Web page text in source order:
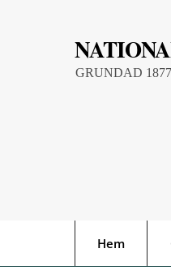
GRUNDAD
Hem